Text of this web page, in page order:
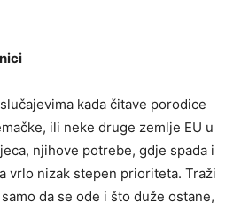
kada čitave porodice
ili neke druge zemlje EU u
njihove potrebe, gdje spada i
vrlo nizak stepen prioriteta. Traži
da se ode i što duže ostane,